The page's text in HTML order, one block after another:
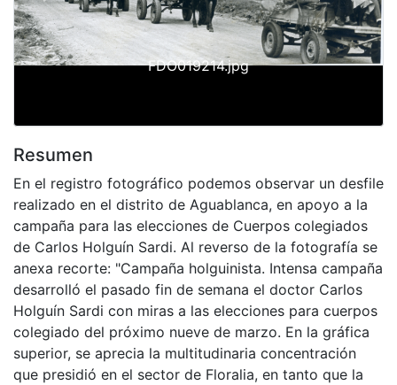
FDO019214.jpg
Resumen
En el registro fotográfico podemos observar un desfile
realizado en el distrito de Aguablanca, en apoyo a la
campaña para las elecciones de Cuerpos colegiados
de Carlos Holguín Sardi. Al reverso de la fotografía se
anexa recorte: "Campaña holguinista. Intensa campaña
desarrolló el pasado fin de semana el doctor Carlos
Holguín Sardi con miras a las elecciones para cuerpos
colegiado del próximo nueve de marzo. En la gráfica
superior, se aprecia la multitudinaria concentración
que presidió en el sector de Floralia, en tanto que la